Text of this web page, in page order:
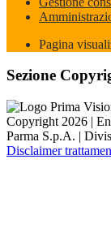
Pagina
Sezione
Copyright 2026 |
Parma S.p.A. |
Disclaimer